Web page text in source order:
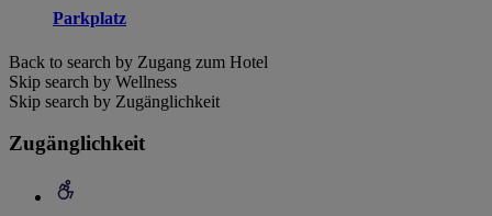
Parkplatz
Back to search by Zugang zum Hotel
Skip search by Wellness
Skip search by Zugänglichkeit
Zugänglichkeit